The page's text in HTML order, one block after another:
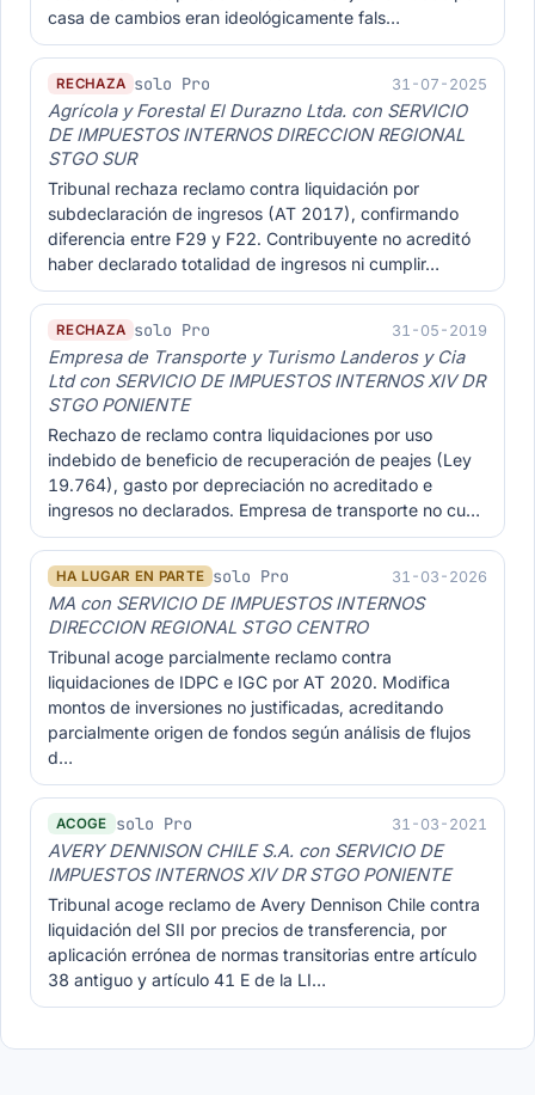
casa de cambios eran ideológicamente fals…
RECHAZA solo Pro 31-07-2025
Agrícola y Forestal El Durazno Ltda. con SERVICIO
DE IMPUESTOS INTERNOS DIRECCION REGIONAL
STGO SUR
Tribunal rechaza reclamo contra liquidación por
subdeclaración de ingresos (AT 2017), confirmando
diferencia entre F29 y F22. Contribuyente no acreditó
haber declarado totalidad de ingresos ni cumplir…
RECHAZA solo Pro 31-05-2019
Empresa de Transporte y Turismo Landeros y Cia
Ltd con SERVICIO DE IMPUESTOS INTERNOS XIV DR
STGO PONIENTE
Rechazo de reclamo contra liquidaciones por uso
indebido de beneficio de recuperación de peajes (Ley
19.764), gasto por depreciación no acreditado e
ingresos no declarados. Empresa de transporte no cu…
HA LUGAR EN PARTE solo Pro 31-03-2026
MA con SERVICIO DE IMPUESTOS INTERNOS
DIRECCION REGIONAL STGO CENTRO
Tribunal acoge parcialmente reclamo contra
liquidaciones de IDPC e IGC por AT 2020. Modifica
montos de inversiones no justificadas, acreditando
parcialmente origen de fondos según análisis de flujos
d…
ACOGE solo Pro 31-03-2021
AVERY DENNISON CHILE S.A. con SERVICIO DE
IMPUESTOS INTERNOS XIV DR STGO PONIENTE
Tribunal acoge reclamo de Avery Dennison Chile contra
liquidación del SII por precios de transferencia, por
aplicación errónea de normas transitorias entre artículo
38 antiguo y artículo 41 E de la LI…